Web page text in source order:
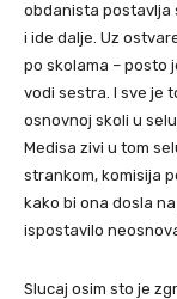
obdanista postavlja
i ide dalje. Uz
po skolama – posto
vodi sestra. I sve je
osnovnoj skoli u
Medisa zivi u tom
strankom, komisija
kako bi ona dosla
ispostavilo
Slucaj osim sto je